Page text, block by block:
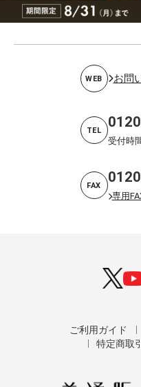
WEB お問
TEL
受付時
FAX
専用
ご利用ガイド
特定商取